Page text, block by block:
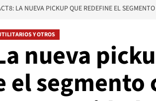
LA NUEVA PICKUP QUE REDEFINE EL
Y OTROS
nueva
el segmento